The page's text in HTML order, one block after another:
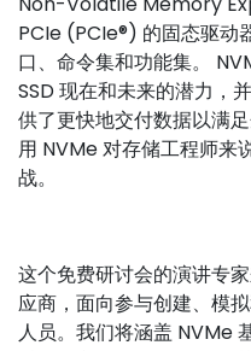
PCIe (PCIe®) 的固态驱动
口、命令集和功能集。
SSD 现在和未来的潜力，
供了更快地交付数据以满
用 NVMe 对存储工程师来
战。
这个免费研讨会的演讲专
应商，面向参与创建、模
人员。我们将涵盖 NVMe